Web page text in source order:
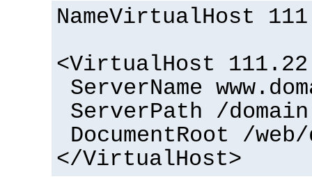
NameVirtualHost
<VirtualHost
ServerName
ServerPath /domain
DocumentRoot /web/
</VirtualHost>